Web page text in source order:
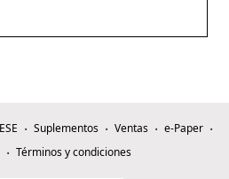
Suplementos Ventas
e-Paper
Términos y condiciones